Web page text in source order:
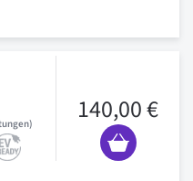
140,00 €